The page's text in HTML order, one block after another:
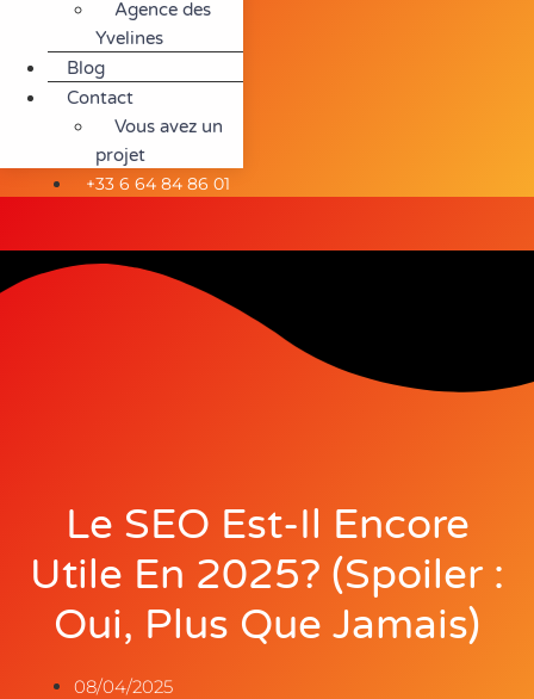
Agence des
Yvelines
Blog
Contact
Vous avez un
projet
+33 6 64 84 86 01
Le SEO Est-Il Encore
Utile En 2025? (spoiler :
Oui, Plus Que Jamais)
08/04/2025